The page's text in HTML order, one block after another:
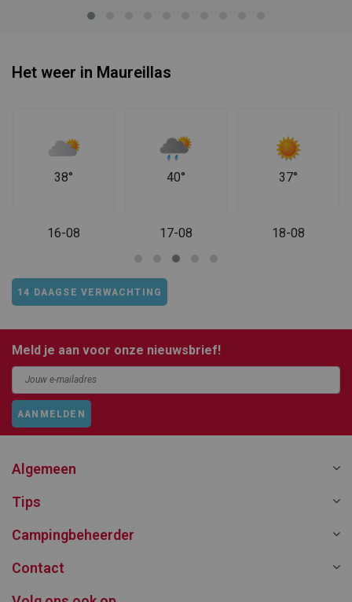
Het weer in Maureillas
38°
16-08
40°
17-08
37°
18-08
14 DAAGSE VERWACHTING
Meld je aan voor onze nieuwsbrief!
AANMELDEN
Algemeen
Tips
Campingbeheerder
Contact